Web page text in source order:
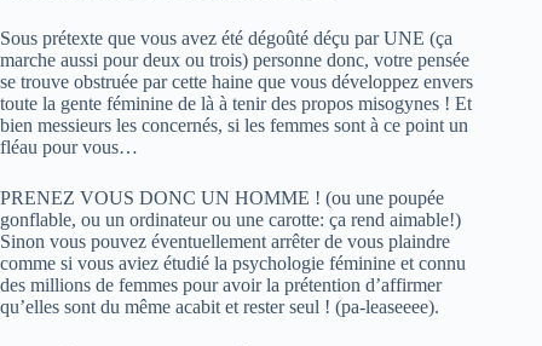
Sous prétexte que vous avez été dégoûté déçu par UNE (ça
marche aussi pour deux ou trois) personne donc, votre pensée
se trouve obstruée par cette haine que vous développez envers
toute la gente féminine de là à tenir des propos misogynes ! Et
bien messieurs les concernés, si les femmes sont à ce point un
fléau pour vous…
PRENEZ VOUS DONC UN HOMME ! (ou une poupée
gonflable, ou un ordinateur ou une carotte: ça rend aimable!)
Sinon vous pouvez éventuellement arrêter de vous plaindre
comme si vous aviez étudié la psychologie féminine et connu
des millions de femmes pour avoir la prétention d’affirmer
qu’elles sont du même acabit et rester seul ! (pa-leaseeee).